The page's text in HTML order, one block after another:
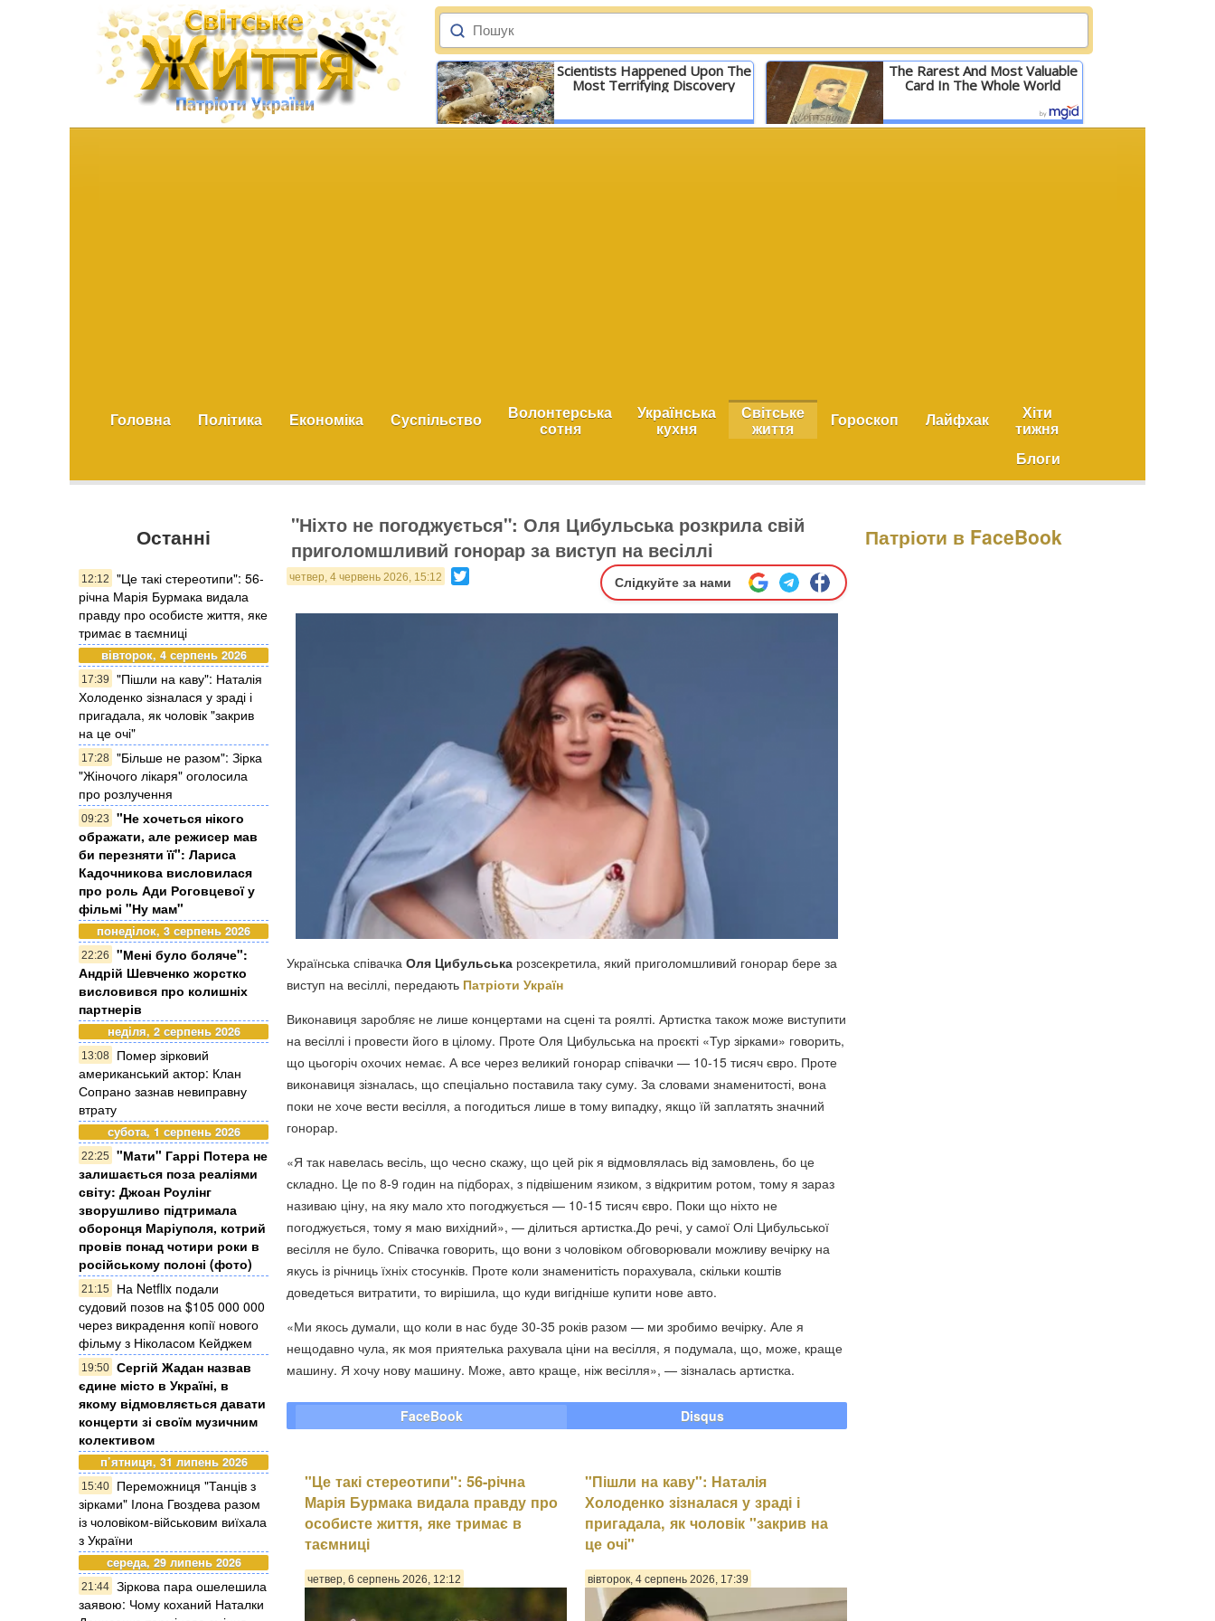
Scientists Happened Upon The
Most Terrifying Discovery
Детальніше
The Rarest And Most Valuable
Card In The Whole World
Детальніше
Головна Політика Економіка Суспільство Волонтерська
сотня
Українська
кухня
Світське
життя Гороскоп Лайфхак Хіти
тижня
Блоги
Останні
12:12
"Це такі стереотипи": 56-
річна Марія Бурмака видала
правду про особисте життя, яке
тримає в таємниці
вівторок, 4 серпень 2026
17:39
"Пішли на каву": Наталія
Холоденко зізналася у зраді і
пригадала, як чоловік "закрив
на це очі"
17:28 "Більше не разом": Зірка
"Жіночого лікаря" оголосила
про розлучення
09:23
"Не хочеться нікого
ображати, але режисер мав
би перезняти її": Лариса
Кадочникова висловилася
про роль Ади Роговцевої у
фільмі "Ну мам"
понеділок, 3 серпень 2026
22:26
"Мені було боляче":
Андрій Шевченко жорстко
висловився про колишніх
партнерів
неділя, 2 серпень 2026
13:08
Помер зірковий
американський актор: Клан
Сопрано зазнав невиправну
втрату
субота, 1 серпень 2026
22:25
"Мати" Гаррі Потера не
залишається поза реаліями
світу: Джоан Роулінг
зворушливо підтримала
оборонця Маріуполя, котрий
провів понад чотири роки в
російському полоні (фото)
21:15
На Netflix подали
судовий позов на $105 000 000
через викрадення копії нового
фільму з Ніколасом Кейджем
19:50 Сергій Жадан назвав
єдине місто в Україні, в
якому відмовляється давати
концерти зі своїм музичним
колективом
п’ятниця, 31 липень 2026
15:40
Переможниця "Танців з
зірками" Ілона Гвоздева разом
із чоловіком-військовим виїхала
з України
середа, 29 липень 2026
21:44 Зіркова пара ошелешила
заявою: Чому коханий Наталки
"Ніхто не погоджується": Оля Цибульська розкрила свій
приголомшливий гонорар за виступ на весіллі
четвер, 4 червень 2026, 15:12 Слідкуйте за нами
Українська співачка Оля Цибульська розсекретила, який приголомшливий гонорар бере за
виступ на весіллі, передають Патріоти Україн
Виконавиця заробляє не лише концертами на сцені та роялті. Артистка також може виступити
на весіллі і провести його в цілому. Проте Оля Цибульська на проєкті «Тур зірками» говорить,
що цьогоріч охочих немає. А все через великий гонорар співачки — 10-15 тисяч євро. Проте
виконавиця зізналась, що спеціально поставила таку суму. За словами знаменитості, вона
поки не хоче вести весілля, а погодиться лише в тому випадку, якщо їй заплатять значний
гонорар.
«Я так навелась весіль, що чесно скажу, що цей рік я відмовлялась від замовлень, бо це
складно. Це по 8-9 годин на підборах, з підвішеним язиком, з відкритим ротом, тому я зараз
називаю ціну, на яку мало хто погоджується — 10-15 тисяч євро. Поки що ніхто не
погоджується, тому я маю вихідний», — ділиться артистка.До речі, у самої Олі Цибульської
весілля не було. Співачка говорить, що вони з чоловіком обговорювали можливу вечірку на
якусь із річниць їхніх стосунків. Проте коли знаменитість порахувала, скільки коштів
доведеться витратити, то вирішила, що куди вигідніше купити нове авто.
«Ми якось думали, що коли в нас буде 30-35 років разом — ми зробимо вечірку. Але я
нещодавно чула, як моя приятелька рахувала ціни на весілля, я подумала, що, може, краще
машину. Я хочу нову машину. Може, авто краще, ніж весілля», — зізналась артистка.
FaceBook Disqus
"Це такі стереотипи": 56-річна
Марія Бурмака видала правду про
особисте життя, яке тримає в
таємниці
четвер, 6 серпень 2026, 12:12
"Пішли на каву": Наталія
Холоденко зізналася у зраді і
пригадала, як чоловік "закрив на
це очі"
вівторок, 4 серпень 2026, 17:39
Патріоти в FaceBook